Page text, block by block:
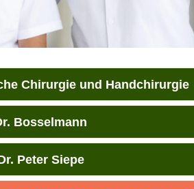
Chirurgie und Handchirurgie
Bosselmann
Peter Siepe